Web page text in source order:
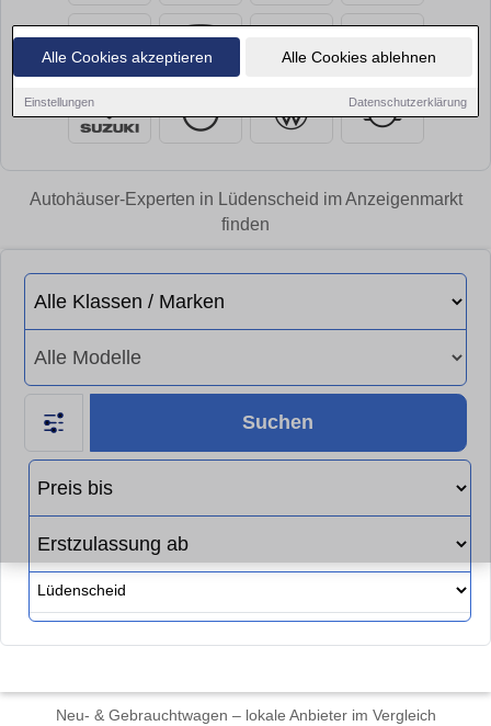
Alle Cookies akzeptieren Alle Cookies ablehnen
Einstellungen Datenschutzerklärung
Autohäuser-Experten in Lüdenscheid im Anzeigenmarkt
finden
Suchen
Neu- & Gebrauchtwagen – lokale Anbieter im Vergleich